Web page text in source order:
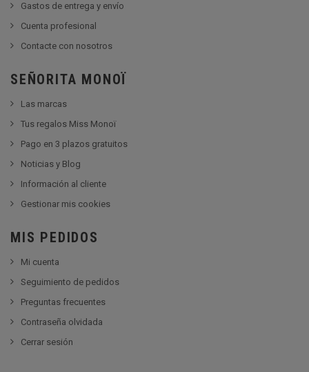
Gastos de entrega y envío
Cuenta profesional
Contacte con nosotros
SEÑORITA MONOÏ
Las marcas
Tus regalos Miss Monoï
Pago en 3 plazos gratuitos
Noticias y Blog
Información al cliente
Gestionar mis cookies
MIS PEDIDOS
Mi cuenta
Seguimiento de pedidos
Preguntas frecuentes
Contraseña olvidada
Cerrar sesión